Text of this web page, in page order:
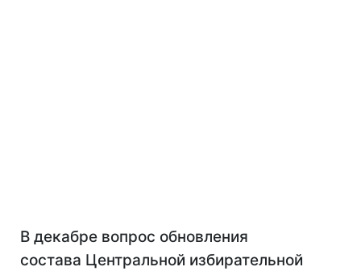
В декабре вопрос обновления
состава Центральной избирательной